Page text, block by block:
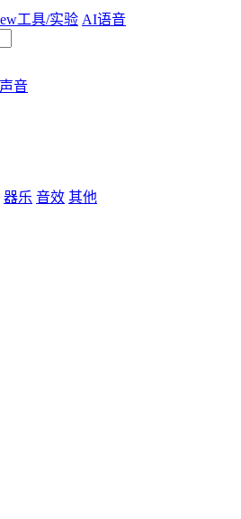
工具/实验 AI语音
音
器乐 音效 其他